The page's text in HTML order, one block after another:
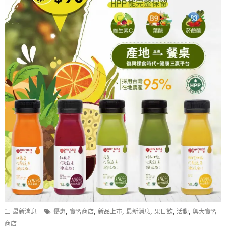
最新消息 優惠, 實習商店,新品上市,最新消息,果日飲,活動,興大實習
商店